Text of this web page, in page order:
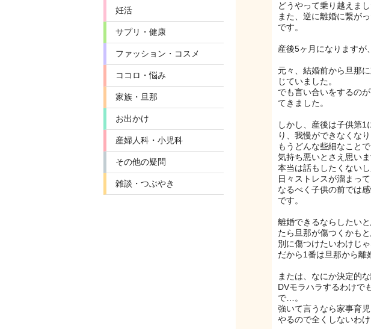
妊活
サプリ・健康
ファッション・コスメ
ココロ・悩み
家族・旦那
お出かけ
産婦人科・小児科
その他の疑問
雑談・つぶやき
どうやって乗り越えま
また、逆に離婚に繋が
です。
産後5ヶ月になりますが
元々、結婚前から旦那
じていました。
でも言い合いをするの
てきました。
しかし、産後は子供第
り、我慢ができなくなり
もうどんな些細なこと
気持ち悪いとさえ思いま
本当は話もしたくない
日々ストレスが溜まっ
なるべく子供の前では
です。
離婚できるならしたい
たら旦那が傷つくかも
別に傷つけたいわけじゃ
だから1番は旦那から離
または、なにか決定的
DVモラハラするわけで
で…。
強いて言うなら家事育
やるので全くしないわけ